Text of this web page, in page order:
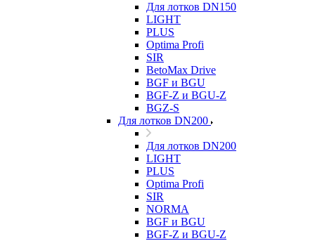
Для лотков DN150
LIGHT
PLUS
Optima Profi
SIR
BetoMax Drive
BGF и BGU
BGF-Z и BGU-Z
BGZ-S
Для лотков DN200
Для лотков DN200
LIGHT
PLUS
Optima Profi
SIR
NORMA
BGF и BGU
BGF-Z и BGU-Z